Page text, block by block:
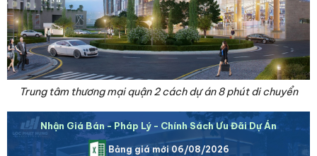
Trung tâm thương mại quận 2 cách dự án 8 phút di chuyển
Nhận Giá Bán - Pháp Lý - Chính Sách Ưu Đãi Dự Án
Bảng giá mới 06/08/2026